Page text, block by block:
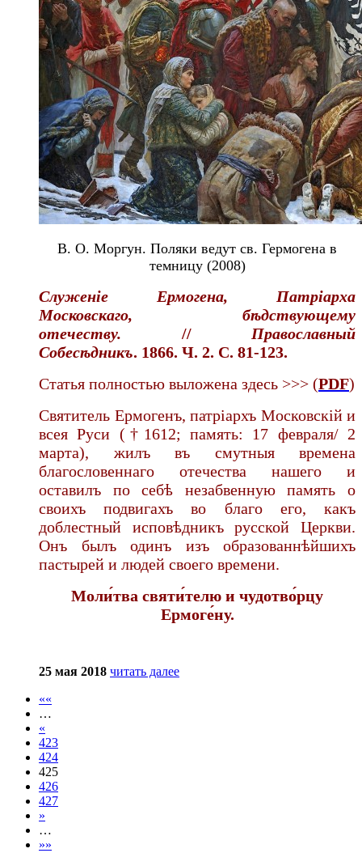
В. О. Моргун. Поляки ведут св. Гермогена в
темницу (2008)
Служеніе Ермогена, Патріарха
Московскаго, бѣдствующему
отечеству. // Православный
Собесѣдникъ. 1866. Ч. 2. С. 81-123.
Статья полностью выложена здесь >>> (PDF)
Святитель Ермогенъ, патріархъ Московскій и
всея Руси (†1612; память: 17 февраля/ 2
марта), жилъ въ смутныя времена
благословеннаго отечества нашего и
оставилъ по себѣ незабвенную память о
своихъ подвигахъ во благо его, какъ
доблестный исповѣдникъ русской Церкви.
Онъ былъ одинъ изъ образованнѣйшихъ
пастырей и людей своего времени.
Моли́тва святи́телю и чудотво́рцу
Ермоге́ну.
25 мая 2018 читать далее
««
…
«
423
424
425
426
427
»
…
»»